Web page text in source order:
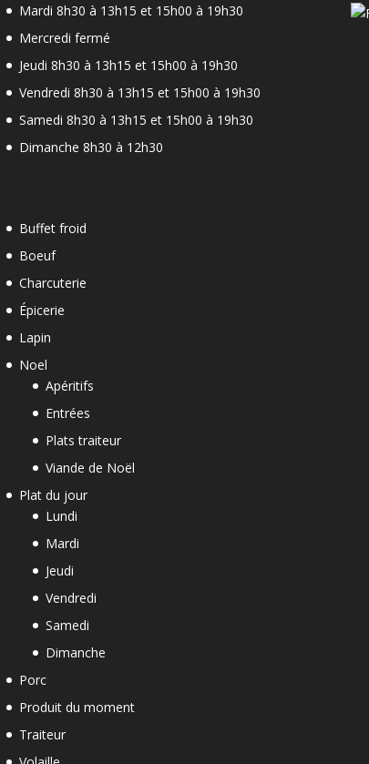
Mardi 8h30 à 13h15 et 15h00 à 19h30
Mercredi fermé
Jeudi 8h30 à 13h15 et 15h00 à 19h30
Vendredi 8h30 à 13h15 et 15h00 à 19h30
Samedi 8h30 à 13h15 et 15h00 à 19h30
Dimanche 8h30 à 12h30
Buffet froid
Boeuf
Charcuterie
Épicerie
Lapin
Noel
Apéritifs
Entrées
Plats traiteur
Viande de Noël
Plat du jour
Lundi
Mardi
Jeudi
Vendredi
Samedi
Dimanche
Porc
Produit du moment
Traiteur